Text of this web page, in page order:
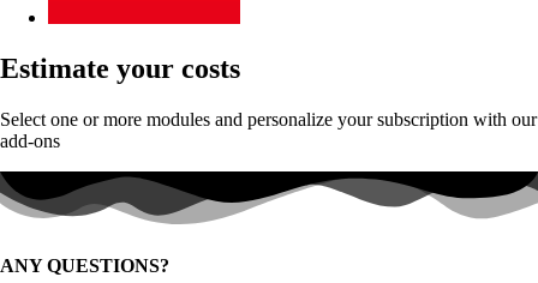
Estimate your costs
Select one or more modules and personalize your subscription with our
add-ons
ANY QUESTIONS?